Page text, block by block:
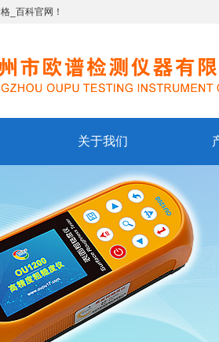
_百科官网！
关于我们